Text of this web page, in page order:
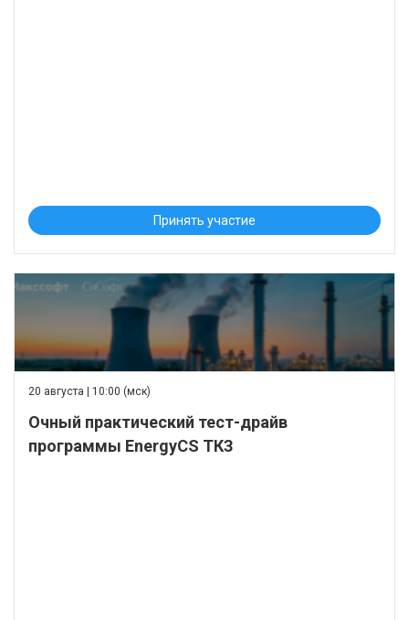
Принять участие
20 августа | 10:00 (мск)
Очный практический тест-драйв
программы EnergyCS ТКЗ